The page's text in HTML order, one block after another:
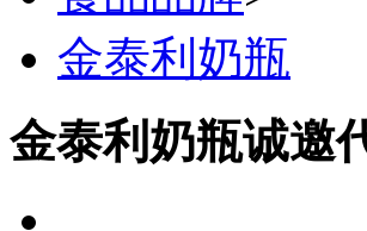
金泰利奶瓶
金泰利奶瓶诚邀